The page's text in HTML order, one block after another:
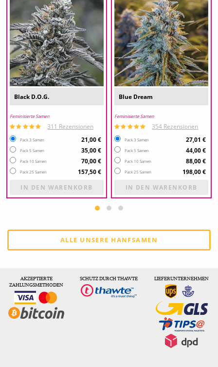
Black D.O.G.
Feminisierte Samen
311 Rezensionen
Pack 3 Samen 21,00 €
Pack 5 Samen 35,00 €
Pack 10 Samen 70,00 €
Pack 25 Samen
157,50 €
IN DEN WARENKORB
Blue Dream
Feminisierte Samen
354 Rezensionen
Pack 3 Samen 27,01 €
Pack 5 Samen 44,00 €
Pack 10 Samen 88,00 €
Pack 25 Samen
198,00 €
IN DEN WARENKORB
ALLE UNSERE HANFSAMEN
AKZEPTIERTE
ZAHLUNGSMETHODEN
SCHUTZ DURCH THAWTE LIEFERUNTERNEHMEN